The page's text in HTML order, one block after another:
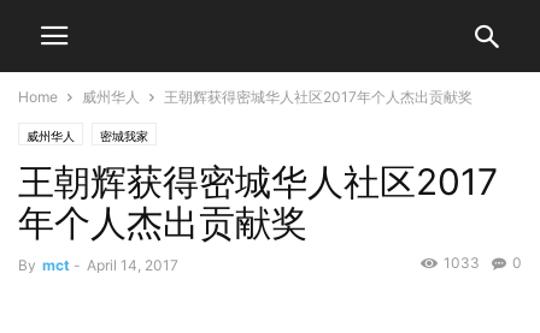
Home 威州华人 王朝辉获得密城华人社区2017年个人杰出贡献奖
威州华人 密城我家
王朝辉获得密城华人社区2017
年个人杰出贡献奖
By mct - April 14, 2017 0
1033